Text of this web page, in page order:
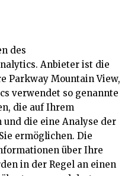
des
Anbieter ist die
Parkway Mountain View,
verwendet so genannte
die auf Ihrem
die eine Analyse der
ermöglichen. Die
über Ihre
in der Regel an einen